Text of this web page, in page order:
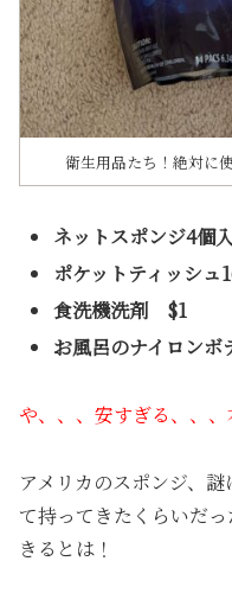
衛生用品たち！絶対に
ネットスポンジ4個
ポケットティッシ
食洗機洗剤 $1
お風呂のナイロン
や、、、安すぎる、、
アメリカのスポンジ、
て持ってきたくらいだ
きるとは！